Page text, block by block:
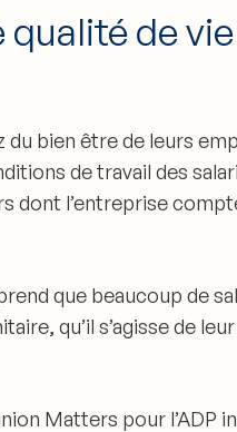
de
du bien être de leurs
de travail des
dont l’entreprise
que beaucoup de
, qu’il s’agisse de
Matters pour l’ADP